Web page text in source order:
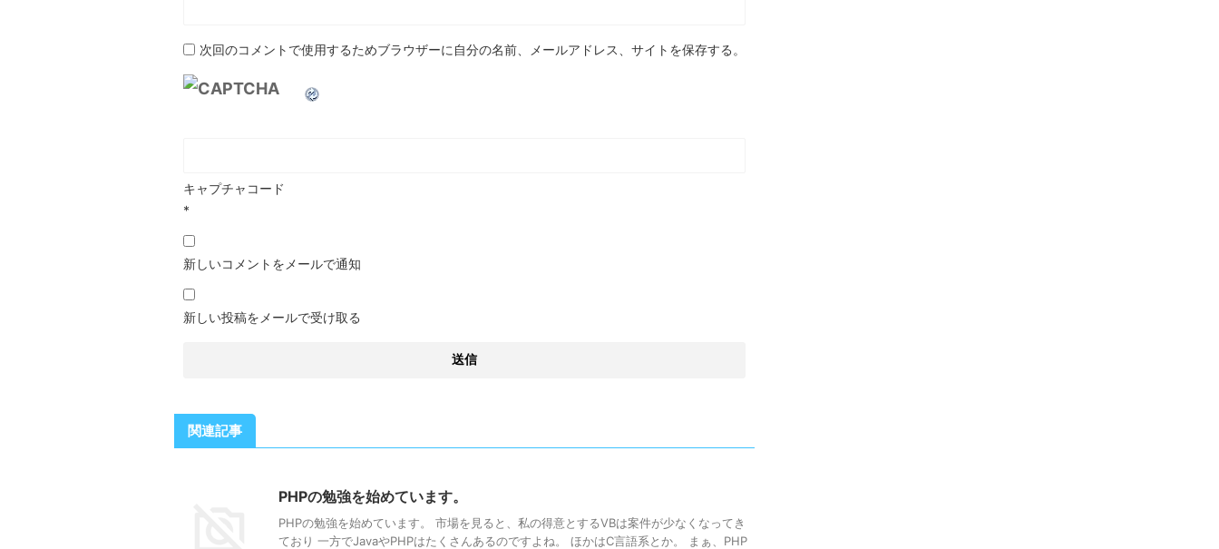
次回のコメントで使用するためブラウザーに自分の名前、メールアドレス、サイトを保存する。
キャプチャコード
*
新しいコメントをメールで通知
新しい投稿をメールで受け取る
関連記事
PHPの勉強を始めています。
PHPの勉強を始めています。 市場を見ると、私の得意とするVBは案件が少なくなってき
ており 一方でJavaやPHPはたくさんあるのですよね。 ほかはC言語系とか。 まぁ、PHP